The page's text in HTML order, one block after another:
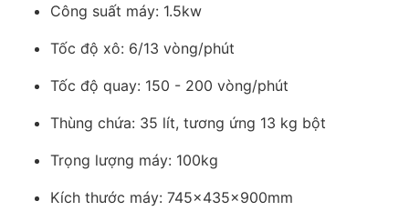
Công suất máy: 1.5kw
Tốc độ xô: 6/13 vòng/phút
Tốc độ quay: 150 - 200 vòng/phút
Thùng chứa: 35 lít, tương ứng 13 kg bột
Trọng lượng máy: 100kg
Kích thước máy: 745x435x900mm